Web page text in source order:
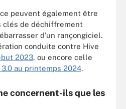
peuvent également être
clés de déchiffrement
d’un rançongiciel.
conduite contre Hive
2023, ou encore celle
au printemps 2024.
concernent-ils que les